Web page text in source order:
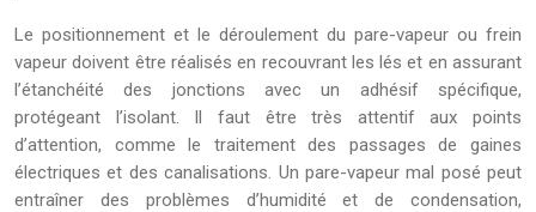
Le positionnement et le déroulement du pare-vapeur ou frein
vapeur doivent être réalisés en recouvrant les lés et en assurant
l’étanchéité des jonctions avec un adhésif spécifique,
protégeant l’isolant. Il faut être très attentif aux points
d’attention, comme le traitement des passages de gaines
électriques et des canalisations. Un pare-vapeur mal posé peut
entraîner des problèmes d’humidité et de condensation,